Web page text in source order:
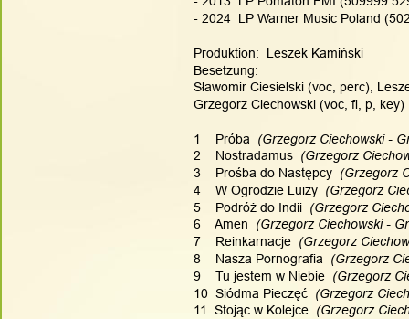
- 2024  LP Warner Music Poland
Produktion:  Leszek Kamiński
Besetzung:
Sławomir Ciesielski (voc, perc),
Grzegorz Ciechowski (voc, fl, p, key)
1    Próba
(Grzegorz Ciechowski -
2    Nostradamus
(Grzegorz
3    Prośba do Następcy
(Grzegorz
4    W Ogrodzie Luizy
(Grzegorz
5    Podróż do Indii
(Grzegorz
6    Amen
(Grzegorz Ciechowski -
7    Reinkarnacje
(Grzegorz
8    Nasza Pornografia
(Grzegorz
9    Tu jestem w Niebie
(Grzegorz
10  Siódma Pieczęć
(Grzegorz
11  Stojąc w Kolejce
(Grzegorz